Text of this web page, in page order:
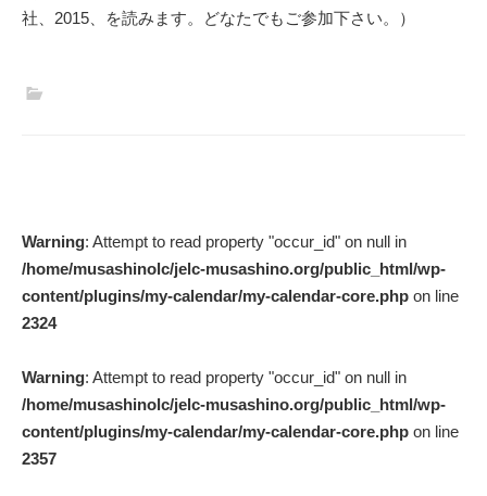
社、2015、を読みます。どなたでもご参加下さい。）
navigation
Warning: Attempt to read property "occur_id" on null in
/home/musashinolc/jelc-musashino.org/public_html/wp-
content/plugins/my-calendar/my-calendar-core.php on line
2324
Warning: Attempt to read property "occur_id" on null in
/home/musashinolc/jelc-musashino.org/public_html/wp-
content/plugins/my-calendar/my-calendar-core.php on line
2357